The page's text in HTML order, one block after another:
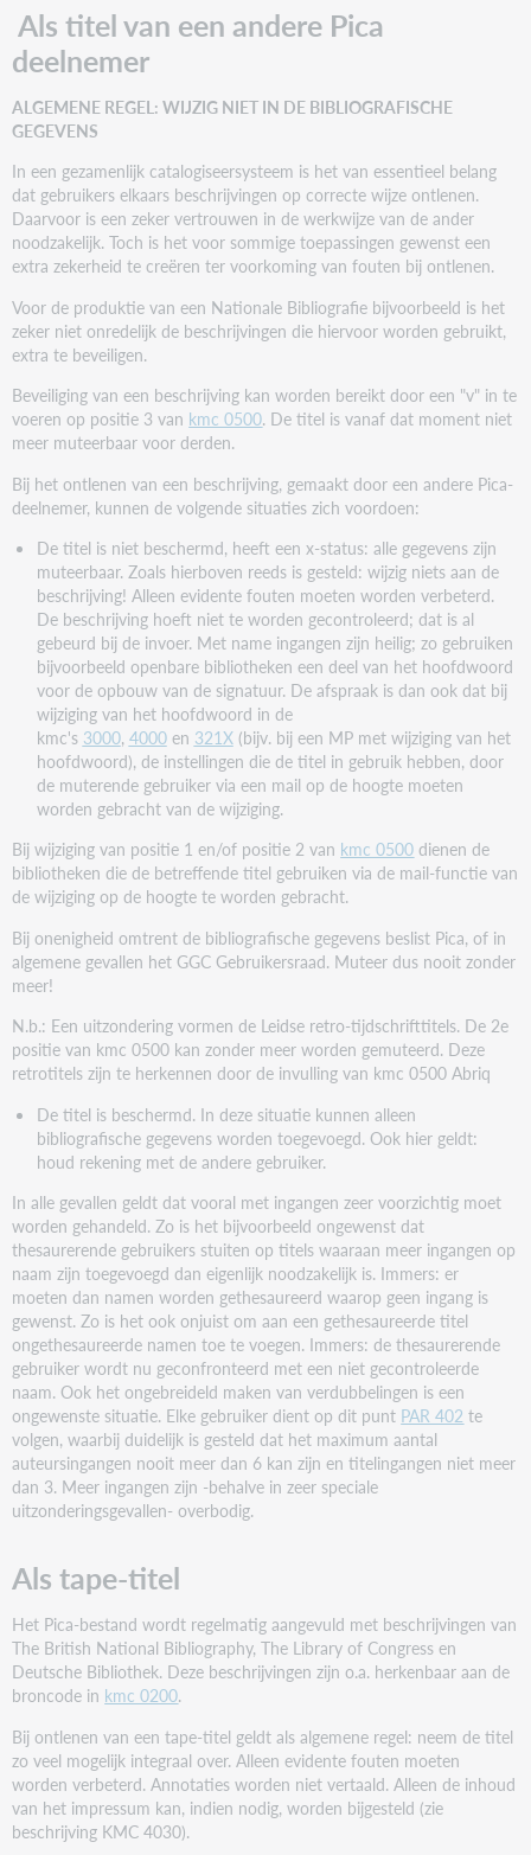
PUBLICATIES
Als titel van een andere Pica
deelnemer
ALGEMENE REGEL: WIJZIG NIET IN DE BIBLIOGRAFISCHE
GEGEVENS
In een gezamenlijk catalogiseersysteem is het van essentieel belang
dat gebruikers elkaars beschrijvingen op correcte wijze ontlenen.
Daarvoor is een zeker vertrouwen in de werkwijze van de ander
noodzakelijk. Toch is het voor sommige toepassingen gewenst een
extra zekerheid te creëren ter voorkoming van fouten bij ontlenen.
Voor de produktie van een Nationale Bibliografie bijvoorbeeld is het
zeker niet onredelijk de beschrijvingen die hiervoor worden gebruikt,
extra te beveiligen.
Beveiliging van een beschrijving kan worden bereikt door een "v" in te
voeren op positie 3 van kmc 0500. De titel is vanaf dat moment niet
meer muteerbaar voor derden.
Bij het ontlenen van een beschrijving, gemaakt door een andere Pica-
deelnemer, kunnen de volgende situaties zich voordoen:
De titel is niet beschermd, heeft een x-status: alle gegevens zijn
muteerbaar. Zoals hierboven reeds is gesteld: wijzig niets aan de
beschrijving! Alleen evidente fouten moeten worden verbeterd.
De beschrijving hoeft niet te worden gecontroleerd; dat is al
gebeurd bij de invoer. Met name ingangen zijn heilig; zo gebruiken
bijvoorbeeld openbare bibliotheken een deel van het hoofdwoord
voor de opbouw van de signatuur. De afspraak is dan ook dat bij
wijziging van het hoofdwoord in de
kmc's 3000, 4000en 321X(bijv. bij een MP met wijziging van het
hoofdwoord), de instellingen die de titel in gebruik hebben, door
de muterende gebruiker via een mail op de hoogte moeten
worden gebracht van de wijziging.
Bij wijziging van positie 1 en/of positie 2 van kmc 0500 dienen de
bibliotheken die de betreffende titel gebruiken via de mail-functie van
de wijziging op de hoogte te worden gebracht.
Bij onenigheid omtrent de bibliografische gegevens beslist Pica, of in
algemene gevallen het GGC Gebruikersraad. Muteer dus nooit zonder
meer!
N.b.: Een uitzondering vormen de Leidse retro-tijdschrifttitels. De 2e
positie van kmc 0500 kan zonder meer worden gemuteerd. Deze
retrotitels zijn te herkennen door de invulling van kmc 0500 Abriq
De titel is beschermd. In deze situatie kunnen alleen
bibliografische gegevens worden toegevoegd. Ook hier geldt:
houd rekening met de andere gebruiker.
In alle gevallen geldt dat vooral met ingangen zeer voorzichtig moet
worden gehandeld. Zo is het bijvoorbeeld ongewenst dat
thesaurerende gebruikers stuiten op titels waaraan meer ingangen op
naam zijn toegevoegd dan eigenlijk noodzakelijk is. Immers: er
moeten dan namen worden gethesaureerd waarop geen ingang is
gewenst. Zo is het ook onjuist om aan een gethesaureerde titel
ongethesaureerde namen toe te voegen. Immers: de thesaurerende
gebruiker wordt nu geconfronteerd met een niet gecontroleerde
naam. Ook het ongebreideld maken van verdubbelingen is een
ongewenste situatie. Elke gebruiker dient op dit punt PAR 402 te
volgen, waarbij duidelijk is gesteld dat het maximum aantal
auteursingangen nooit meer dan 6 kan zijn en titelingangen niet meer
dan 3. Meer ingangen zijn -behalve in zeer speciale
uitzonderingsgevallen- overbodig.
Als tape-titel
Het Pica-bestand wordt regelmatig aangevuld met beschrijvingen van
The British National Bibliography, The Library of Congress en
Deutsche Bibliothek. Deze beschrijvingen zijn o.a. herkenbaar aan de
broncode in kmc 0200.
Bij ontlenen van een tape-titel geldt als algemene regel: neem de titel
zo veel mogelijk integraal over. Alleen evidente fouten moeten
worden verbeterd. Annotaties worden niet vertaald. Alleen de inhoud
van het impressum kan, indien nodig, worden bijgesteld (zie
beschrijving KMC 4030).